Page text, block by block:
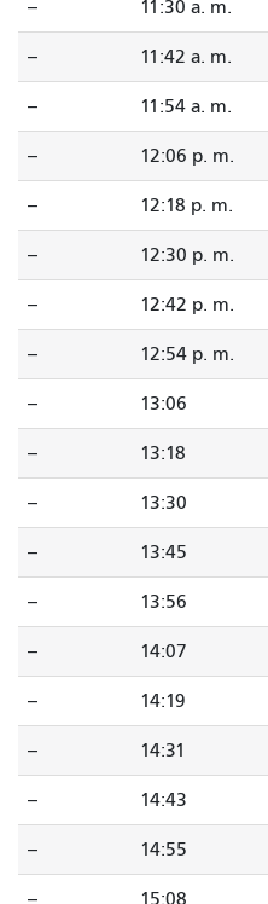
-- 11:30 a. m.
-- 11:42 a. m.
-- 11:54 a. m.
-- 12:06 p. m.
-- 12:18 p. m.
-- 12:30 p. m.
-- 12:42 p. m.
-- 12:54 p. m.
-- 13:06
-- 13:18
-- 13:30
-- 13:45
-- 13:56
-- 14:07
-- 14:19
-- 14:31
-- 14:43
-- 14:55
-- 15:08